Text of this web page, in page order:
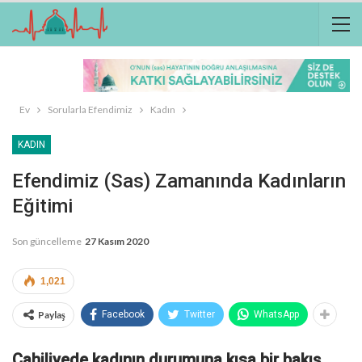
Ev Sorularla Efendimiz Kadın
KADIN
Efendimiz (sas) Zamanında Kadınların
Eğitimi
Son güncelleme 27 Kasım 2020
1,021
Paylaş Facebook Twitter WhatsApp